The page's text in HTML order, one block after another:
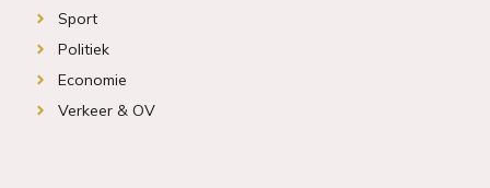
Sport
Politiek
Economie
Verkeer & OV